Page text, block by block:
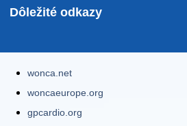
Dôležité odkazy
wonca.net
woncaeurope.org
gpcardio.org